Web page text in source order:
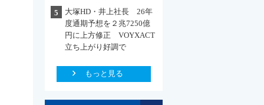
5
大塚HD・井上社長 26年
度通期予想を２兆7250億
円に上方修正 VOYXACT
立ち上がり好調で
もっと見る